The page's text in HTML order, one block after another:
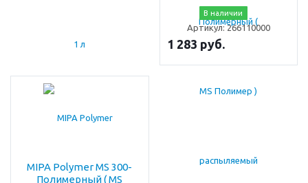
В наличии
Артикул:266110000
1 283 руб.
MIPA Polymer MS 300-
Полимерный ( MS